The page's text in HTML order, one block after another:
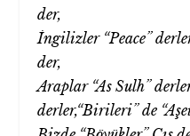
der,
İngilizler “Peace”
der,
Araplar “As Sulh”
derler,“Birileri” de